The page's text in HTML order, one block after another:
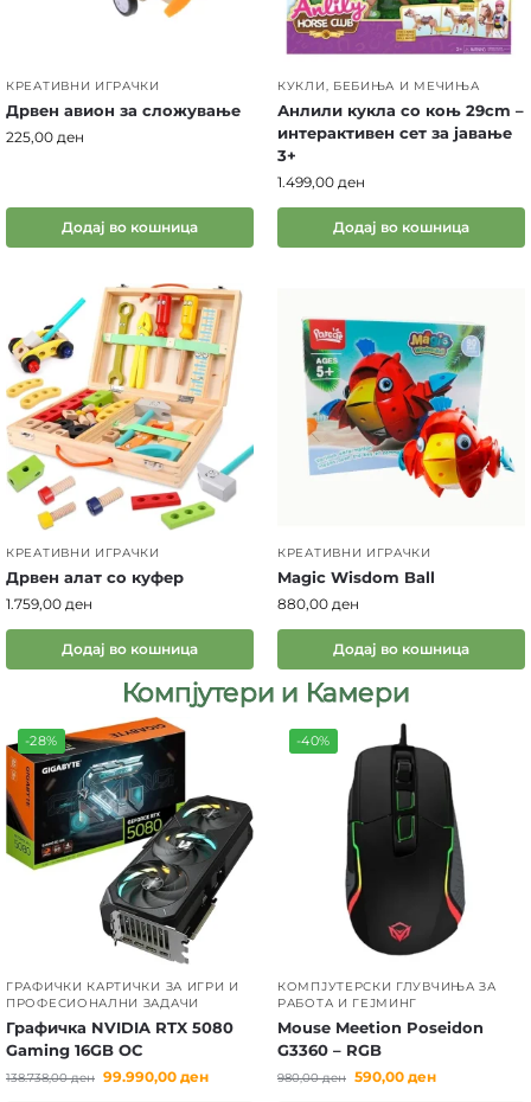
КРЕАТИВНИ ИГРАЧКИ
Дрвен авион за сложување
225,00 ден
Додај во кошница
КУКЛИ, БЕБИЊА И МЕЧИЊА
Анлили кукла со коњ 29cm –
интерактивен сет за јавање
3+
1.499,00 ден
Додај во кошница
КРЕАТИВНИ ИГРАЧКИ
Дрвен алат со куфер
1.759,00 ден
Додај во кошница
КРЕАТИВНИ ИГРАЧКИ
Magic Wisdom Ball
880,00 ден
Додај во кошница
Компјутери и Камери
-28%
ГРАФИЧКИ КАРТИЧКИ ЗА ИГРИ И
ПРОФЕСИОНАЛНИ ЗАДАЧИ
Графичка NVIDIA RTX 5080
Gaming 16GB OC
138.738,00ден 99.990,00 ден
-40%
КОМПЈУТЕРСКИ ГЛУВЧИЊА ЗА
РАБОТА И ГЕЈМИНГ
Mouse Meetion Poseidon
G3360 – RGB
980,00ден 590,00 ден